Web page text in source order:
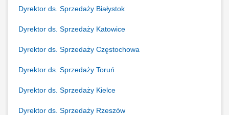
Dyrektor ds. Sprzedaży Białystok
Dyrektor ds. Sprzedaży Katowice
Dyrektor ds. Sprzedaży Częstochowa
Dyrektor ds. Sprzedaży Toruń
Dyrektor ds. Sprzedaży Kielce
Dyrektor ds. Sprzedaży Rzeszów